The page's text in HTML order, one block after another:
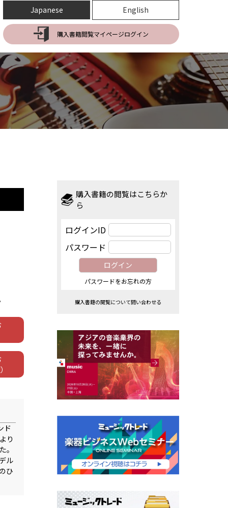
Japanese English
購入書籍閲覧マイページログイン
ド
り
。
ル
ひ
購入書籍の閲覧はこちらか
ら
ログインID
パスワード
パスワードをお忘れの方
購入書籍の閲覧について問い合わせる